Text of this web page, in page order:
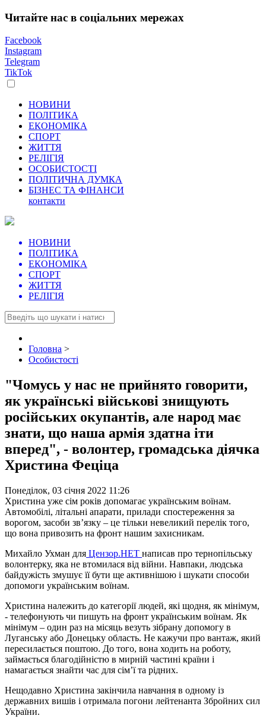
Читайте нас в соціальних мережах
Facebook
Instagram
Telegram
TikTok
НОВИНИ
ПОЛІТИКА
ЕКОНОМІКА
СПОРТ
ЖИТТЯ
РЕЛІГІЯ
ОСОБИСТОСТІ
ПОЛІТИЧНА ДУМКА
БІЗНЕС ТА ФІНАНСИ
контакти
НОВИНИ
ПОЛІТИКА
ЕКОНОМІКА
СПОРТ
ЖИТТЯ
РЕЛІГІЯ
Головна >
Особистості
"Чомусь у нас не прийнято говорити,
як українські військові знищують
російських окупантів, але народ має
знати, що наша армія здатна іти
вперед", - волонтер, громадська діячка
Христина Феціца
Понеділок, 03 січня 2022 11:26
Христина уже сім років допомагає українським воїнам.
Автомобілі, літальні апарати, прилади спостереження за
ворогом, засоби зв’язку – це тільки невеликий перелік того,
що вона привозить на фронт нашим захисникам.
Михайло Ухман для Цензор.НЕТ написав про тернопільську
волонтерку, яка не втомилася від війни. Навпаки, людська
байдужість змушує її бути ще активнішою і шукати способи
допомоги українським воїнам.
Христина належить до категорії людей, які щодня, як мінімум,
- телефонують чи пишуть на фронт українським воїнам. Як
мінімум – один раз на місяць везуть зібрану допомогу в
Луганську або Донецьку область. Не кажучи про вантаж, який
пересилається поштою. До того, вона ходить на роботу,
займається благодійністю в мирній частині країни і
намагається знайти час для сім’ї та рідних.
Нещодавно Христина закінчила навчання в одному із
державних вишів і отримала погони лейтенанта Збройних сил
України.